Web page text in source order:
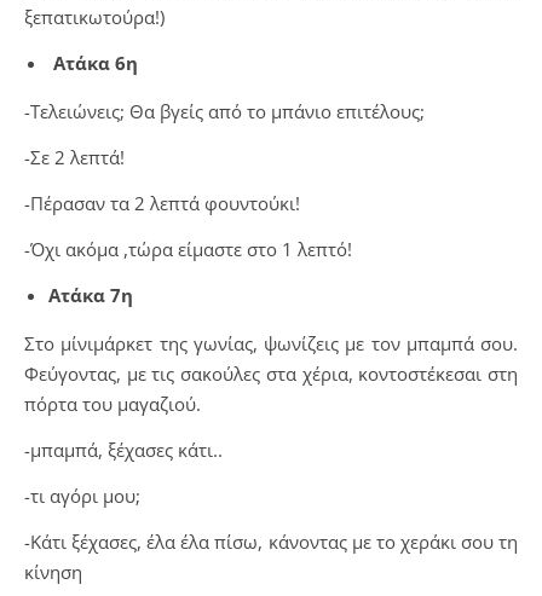
ξεπατικωτούρα!)
Ατάκα 6η
-Τελειώνεις; Θα βγείς από το μπάνιο επιτέλους;
-Σε 2 λεπτά!
-Πέρασαν τα 2 λεπτά φουντούκι!
-Όχι ακόμα ,τώρα είμαστε στο 1 λεπτό!
Ατάκα 7η
Στο μίνιμάρκετ της γωνίας, ψωνίζεις με τον μπαμπά σου.
Φεύγοντας, με τις σακούλες στα χέρια, κοντοστέκεσαι στη
πόρτα του μαγαζιού.
-μπαμπά, ξέχασες κάτι..
-τι αγόρι μου;
-Κάτι ξέχασες, έλα έλα πίσω, κάνοντας με το χεράκι σου τη
κίνηση